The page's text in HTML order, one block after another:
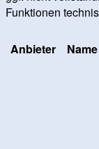
Funktionen
Anbieter Name